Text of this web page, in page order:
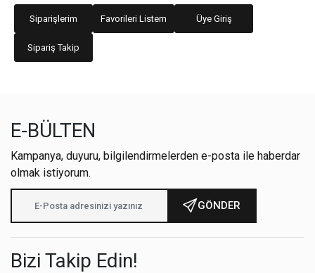
Siparişlerim Favorileri Listem Üye Giriş
Sipariş Takip
E-BÜLTEN
Kampanya, duyuru, bilgilendirmelerden e-posta ile haberdar
olmak istiyorum.
GÖNDER
Bizi Takip Edin!